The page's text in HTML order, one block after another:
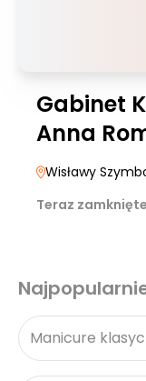
Gabinet
Anna
Wisławy
Teraz zamknięte
Manicure